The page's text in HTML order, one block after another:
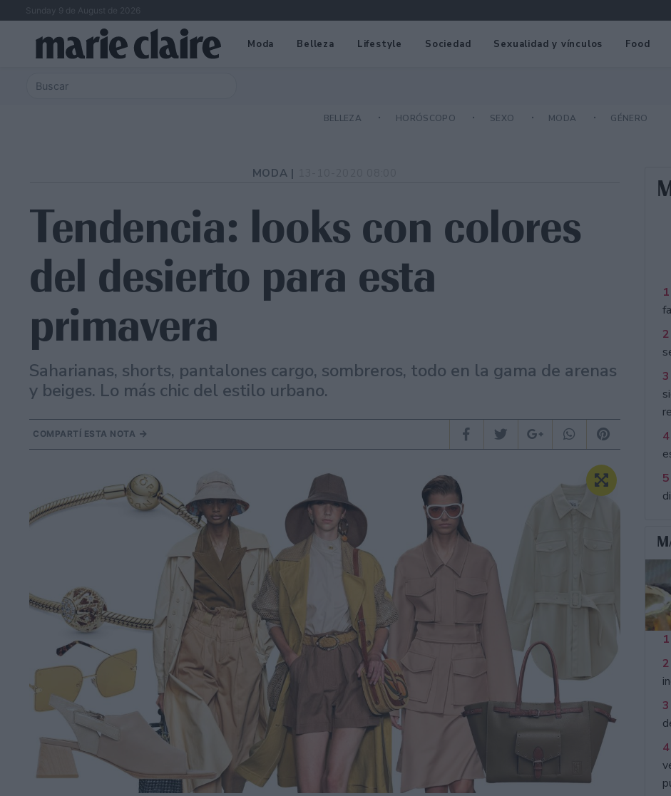
Sunday 9 de August de 2026
Moda Belleza Lifestyle Sociedad Sexualidad y vínculos Food
BELLEZA HORÓSCOPO SEXO MODA GÉNERO
MODA |
Tendencia: looks con colores
del desierto para esta
primavera
Saharianas, shorts, pantalones cargo, sombreros, todo en la gama de arenas
y beiges. Lo más chic del estilo urbano.
COMPARTÍ ESTA NOTA